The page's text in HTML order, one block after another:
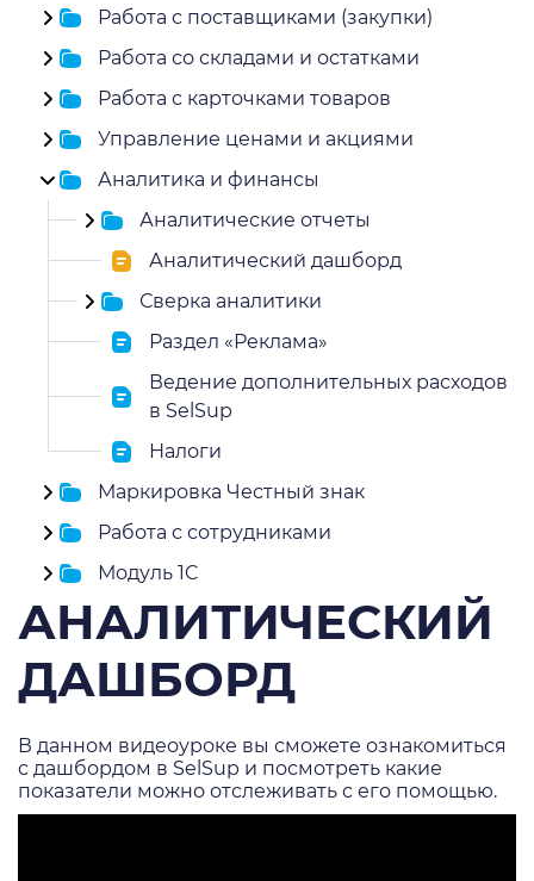
Работа с поставщиками (закупки)
Работа со складами и остатками
Работа с карточками товаров
Управление ценами и акциями
Аналитика и финансы
Аналитические отчеты
Аналитический дашборд
Сверка аналитики
Раздел «Реклама»
Ведение дополнительных расходов
в SelSup
Налоги
Маркировка Честный знак
Работа с сотрудниками
Модуль 1C
АНАЛИТИЧЕСКИЙ
ДАШБОРД
В данном видеоуроке вы сможете ознакомиться
с дашбордом в SelSup и посмотреть какие
показатели можно отслеживать с его помощью.